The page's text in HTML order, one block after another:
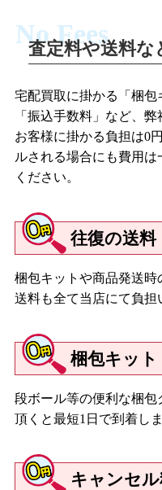
No Fees
査定料や送料な
宅配買取に掛かる「梱包
「振込手数料」など、
お客様に掛かる負担は0
ルされる場合にも費用
ください。
往復の送料
梱包キットや商品発送時
送料も全て当店にて負担
梱包キット
段ボール等の便利な梱
頂くと最短1日で到着しま
キャンセ